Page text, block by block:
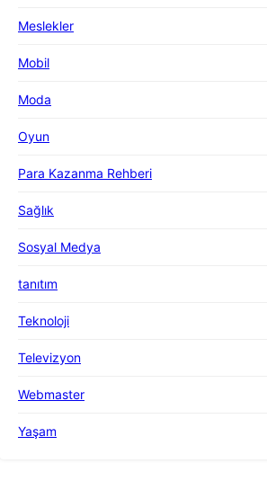
Meslekler
Mobil
Moda
Oyun
Para Kazanma Rehberi
Sağlık
Sosyal Medya
tanıtım
Teknoloji
Televizyon
Webmaster
Yaşam